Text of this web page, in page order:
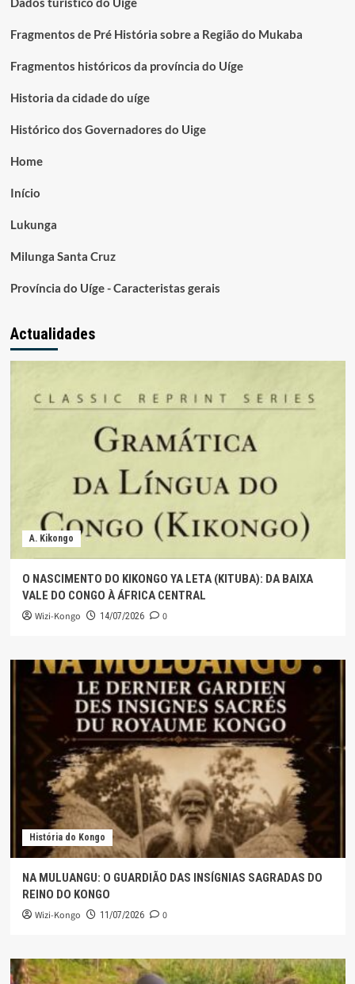
Fragmentos de Pré História sobre a Região do Mukaba
Fragmentos históricos da província do Uíge
Historia da cidade do uíge
Histórico dos Governadores do Uige
Home
Início
Lukunga
Milunga Santa Cruz
Província do Uíge - Caracteristas gerais
Actualidades
A. Kikongo
O NASCIMENTO DO KIKONGO YA LETA (KITUBA): DA BAIXA
VALE DO CONGO À ÁFRICA CENTRAL
Wizi-Kongo 14/07/2026 0
História do Kongo
NA MULUANGU: O GUARDIÃO DAS INSÍGNIAS SAGRADAS DO
REINO DO KONGO
Wizi-Kongo 11/07/2026 0